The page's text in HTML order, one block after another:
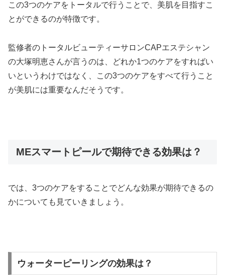
この3つのケアをトータルで行うことで、美肌を目指すこ
とができるのが特徴です。
監修者のトータルビューティーサロンCAPエステシャン
の大塚明恵さんが言うのは、どれか1つのケアをすればい
いというわけではなく、この3つのケアをすべて行うこと
が美肌には重要なんだそうです。
MEスマートピールで期待できる効果は？
では、3つのケアをすることでどんな効果が期待できるの
かについても見ていきましょう。
ウォーターピーリングの効果は？